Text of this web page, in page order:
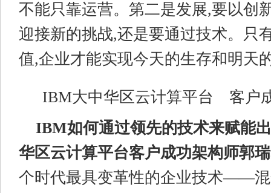
不能只靠运营。第二是发展,要以创
迎接新的挑战,还是要通过技术。只
值,企业才能实现今天的生存和明天
IBM大中华区云计算平台 客户
IBM如何通过领先的技术来赋能
华区云计算平台客户成功架构师郭瑞
个时代最具变革性的企业技术——